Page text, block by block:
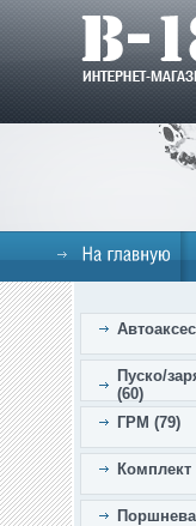
Пуско/
(60)
ГРМ (79)